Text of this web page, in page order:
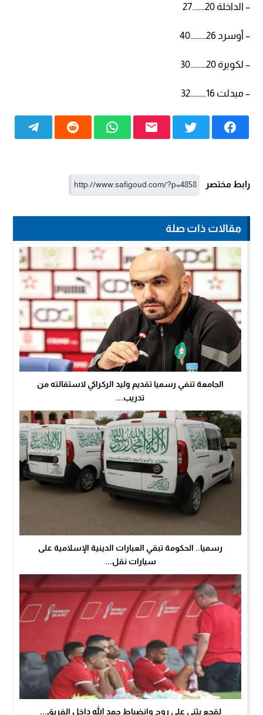
– الداخلة 20……..27
– أوسرد 26……….40
– لكويرة 20……….30
– ميدلت 16……….32
رابط مختصر
مقالات ذات صلة
الجامعة تنفي رسميا تقديم وليد الركراكي لاستقالته من
تدريب...
رسميا.. الحكومة تبقي العبارات الدينية الإسلامية على
سيارات نقل...
لقجع يثني على روح وانضباط حمد الله داخل الفريق...